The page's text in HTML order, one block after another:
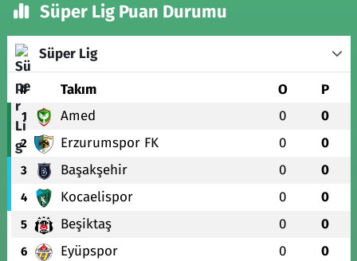
Süper Lig Puan Durumu
Süper Lig
# Takım O P
1 Amed 0 0
2 Erzurumspor FK 0 0
3 Başakşehir 0 0
4 Kocaelispor 0 0
5 Beşiktaş 0 0
6 Eyüpspor 0 0